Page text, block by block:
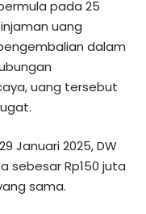
pada 25
uang
dalam
uang tersebut
Januari 2025, DW
sebesar Rp150 juta
sama.